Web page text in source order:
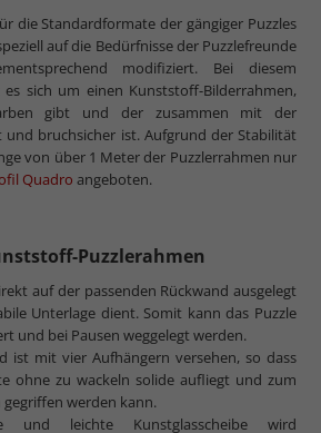
die Standardformate der gängiger Puzzles
auf die Bedürfnisse der Puzzlefreunde
modifiziert. Bei diesem
sich um einen Kunststoff-Bilderrahmen,
gibt und der zusammen mit der
und bruchsicher ist. Aufgrund der Stabilität
von über 1 Meter der Puzzlerrahmen nur
Quadro angeboten.
Puzzlerahmen
auf der passenden Rückwand ausgelegt
Unterlage dient. Somit kann das Puzzle
und bei Pausen weggelegt werden.
ist mit vier Aufhängern versehen, so dass
ohne zu wackeln solide aufliegt und zum
werden kann.
und leichte Kunstglasscheibe wird